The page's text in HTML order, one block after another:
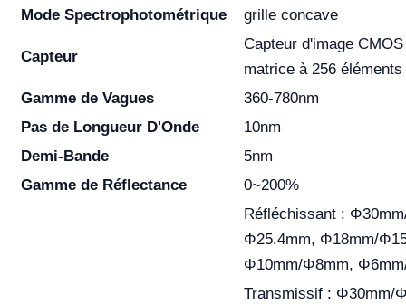
Mode Spectrophotométrique
grille concave
Capteur
Capteur d'image
matrice à 256 éléments
Gamme de Vagues
360-780nm
Pas de Longueur D'Onde
10nm
Demi-Bande
5nm
Gamme de Réflectance
0~200%
Réfléchissant :
Φ25.4mm, Φ18mm/
Φ10mm/Φ8mm,
Transmissif : Φ30mm/